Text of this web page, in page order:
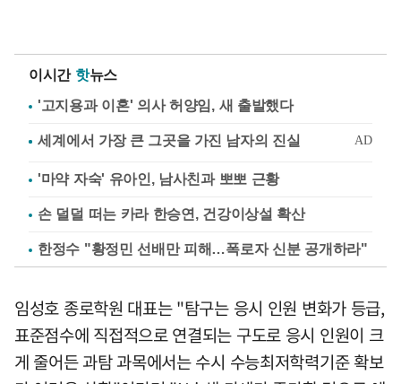
이시간 핫뉴스
'고지용과 이혼' 의사 허양임, 새 출발했다
'마약 자숙' 유아인, 남사친과 뽀뽀 근황
손 덜덜 떠는 카라 한승연, 건강이상설 확산
한정수 "황정민 선배만 피해…폭로자 신분 공개하라"
임성호 종로학원 대표는 "탐구는 응시 인원 변화가 등급,
표준점수에 직접적으로 연결되는 구도로 응시 인원이 크
게 줄어든 과탐 과목에서는 수시 수능최저학력기준 확보